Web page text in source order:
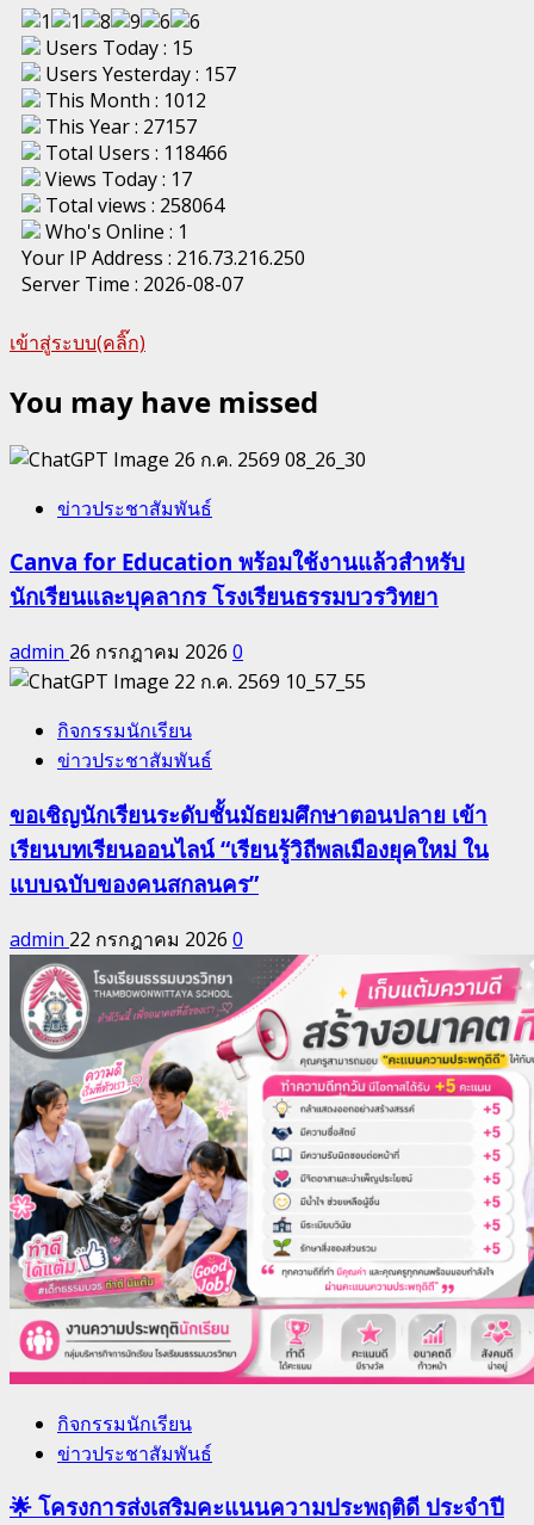
Users Today : 15
Users Yesterday : 157
This Month : 1012
This Year : 27157
Total Users : 118466
Views Today : 17
Total views : 258064
Who's Online : 1
Your IP Address : 216.73.216.250
Server Time : 2026-08-07
เข้าสู่ระบบ(คลิ๊ก)
You may have missed
ข่าวประชาสัมพันธ์
Canva for Education พร้อมใช้งานแล้วสำหรับ
นักเรียนและบุคลากร โรงเรียนธรรมบวรวิทยา
admin 26 กรกฎาคม 2026 0
กิจกรรมนักเรียน
ข่าวประชาสัมพันธ์
ขอเชิญนักเรียนระดับชั้นมัธยมศึกษาตอนปลาย เข้า
เรียนบทเรียนออนไลน์ “เรียนรู้วิถีพลเมืองยุคใหม่ ใน
แบบฉบับของคนสกลนคร”
admin 22 กรกฎาคม 2026 0
กิจกรรมนักเรียน
ข่าวประชาสัมพันธ์
โครงการส่งเสริมคะแนนความประพฤติดี ประจำปี